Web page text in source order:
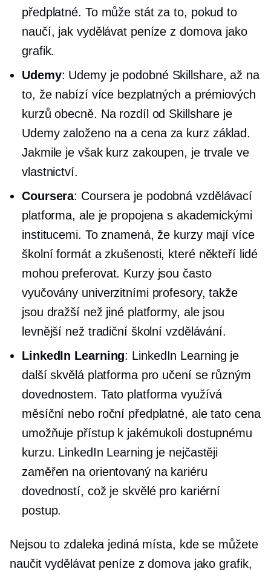
předplatné. To může stát za to, pokud to
naučí, jak vydělávat peníze z domova jako
grafik.
Udemy: Udemy je podobné Skillshare, až na
to, že nabízí více bezplatných a prémiových
kurzů obecně. Na rozdíl od Skillshare je
Udemy založeno na a cena za kurz základ.
Jakmile je však kurz zakoupen, je trvale ve
vlastnictví.
Coursera: Coursera je podobná vzdělávací
platforma, ale je propojena s akademickými
institucemi. To znamená, že kurzy mají více
školníformát a zkušenosti, které někteří lidé
mohou preferovat. Kurzy jsou často
vyučovány univerzitními profesory, takže
jsou dražší než jiné platformy, ale jsou
levnější než tradiční školní vzdělávání.
LinkedIn Learning: LinkedIn Learning je
další skvělá platforma pro učení se různým
dovednostem. Tato platforma využívá
měsíční nebo roční předplatné, ale tato cena
umožňuje přístup k jakémukoli dostupnému
kurzu. LinkedIn Learning je nejčastěji
zaměřen na orientovaný na kariéru
dovedností, což je skvělé pro kariérní
postup.
Nejsou to zdaleka jediná místa, kde se můžete
naučit vydělávat peníze z domova jako grafik,